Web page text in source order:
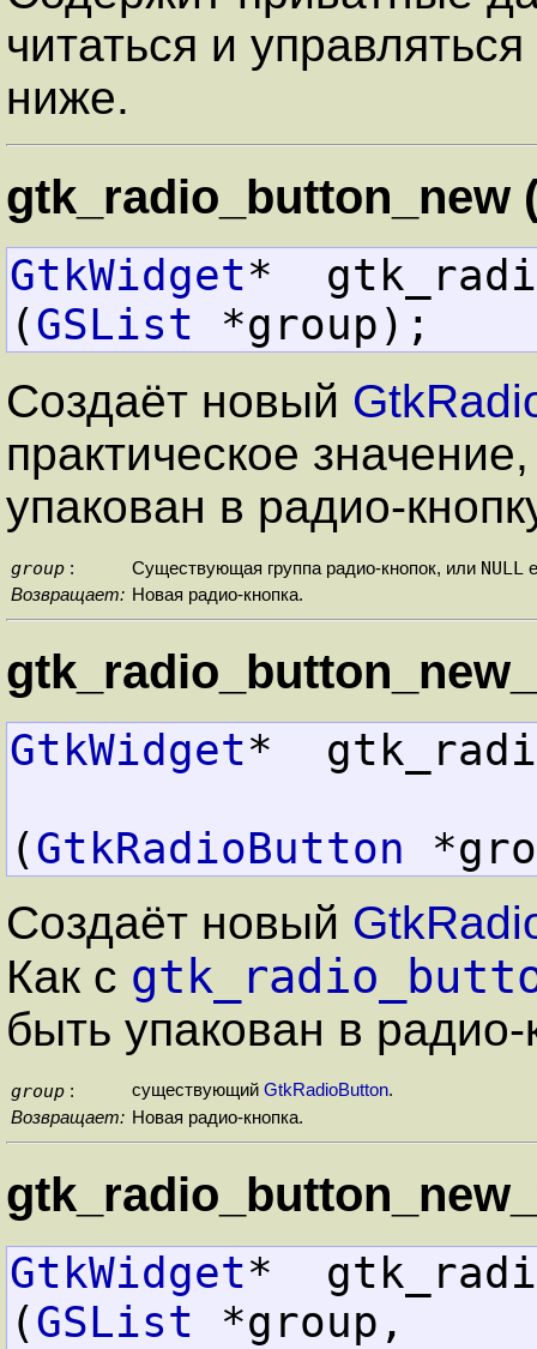
читаться и
ниже.
gtk_radio_button_new
GtkWidget*
(GSList *group);
Создаёт новый
практическое
упакован в радио-
group : Существующая группа радио-кнопок, или NULL
Возвращает: Новая радио-кнопка.
GtkWidget*
(GtkRadioButton
Создаёт новый
Как с
быть упакован в радио-
group : существующий GtkRadioButton.
Возвращает: Новая радио-кнопка.
GtkWidget*
(GSList *group,